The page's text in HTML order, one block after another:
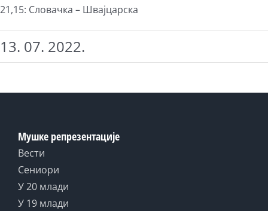
21,15: Словачка – Швајцарска
13. 07. 2022.
Мушке репрезентације
Вести
Сениори
У 20 млади
У 19 млади